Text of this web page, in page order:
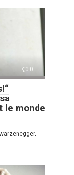
0
le monde